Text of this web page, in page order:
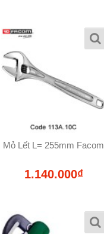
Mỏ Lết L= 255mm Facom
1.140.000₫